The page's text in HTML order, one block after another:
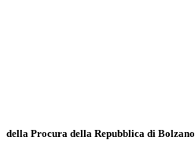
della Procura della Repubblica di Bolzano